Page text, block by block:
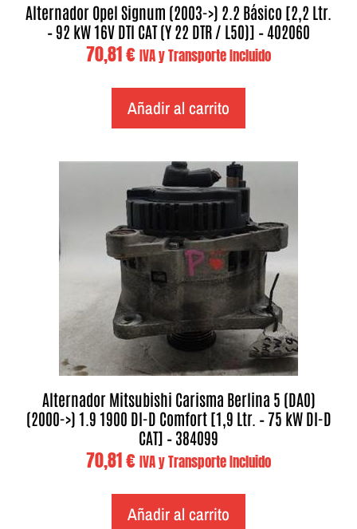
Alternador Opel Signum (2003->) 2.2 Básico [2,2 Ltr.
– 92 kW 16V DTI CAT (Y 22 DTR / L50)] – 402060
70,81€ IVA y Transporte Incluido
Añadir al carrito
Alternador Mitsubishi Carisma Berlina 5 (DA0)
(2000->) 1.9 1900 DI-D Comfort [1,9 Ltr. – 75 kW DI-D
CAT] – 384099
70,81€ IVA y Transporte Incluido
Añadir al carrito